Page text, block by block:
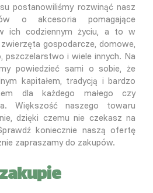
postanowiliśmy rozwinąć nasz
o akcesoria pomagające
ich codziennym życiu, a to w
gospodarcze, domowe,
pszczelarstwo i wiele innych. Na
powiedzieć sami o sobie, że
kapitałem, tradycją i bardzo
dla każdego małego czy
Większość naszego towaru
dzięki czemu nie czekasz na
koniecznie naszą ofertę
zapraszamy do zakupów.